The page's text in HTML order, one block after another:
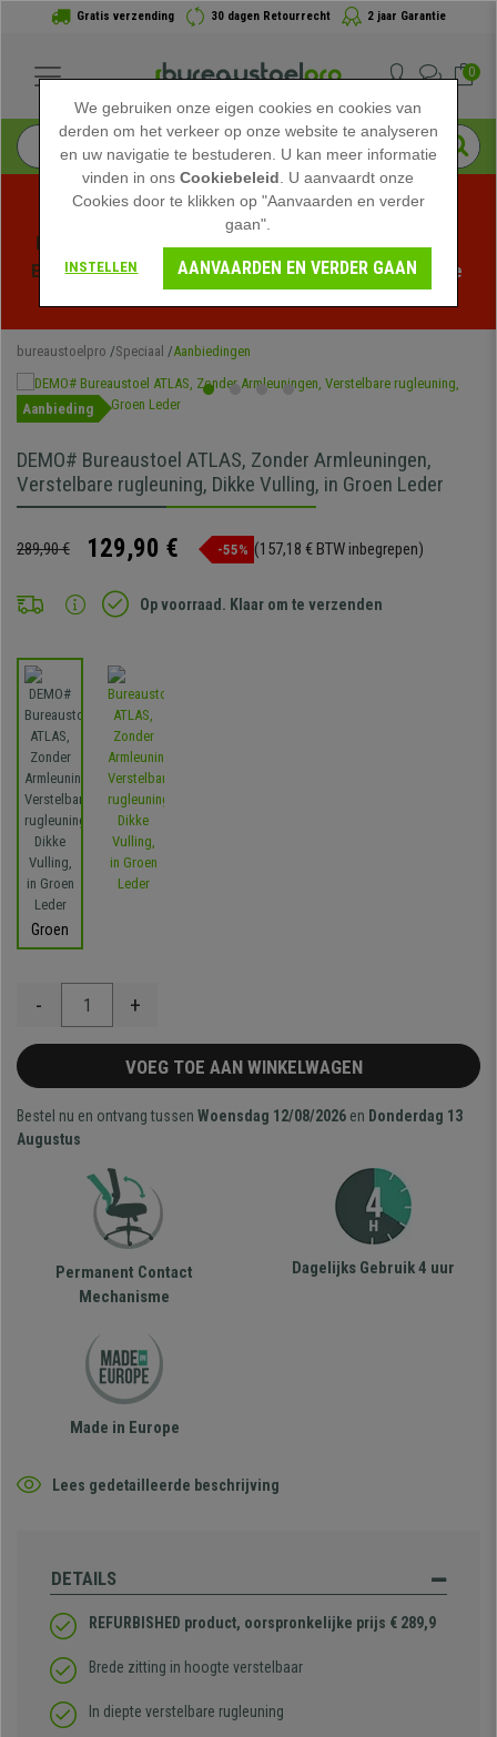
Gratis verzending 30 dagen Retourrecht 2 jaar Garantie
0
Profiteer van de Zomeruitverkoop bij bureaustoelpro!
Exclusieve kortingen voor een beperkte tijd - Bekijk de
bureaustoelpro Speciaal Aanbiedingen
Aanbieding
DEMO# Bureaustoel ATLAS, Zonder Armleuningen,
Verstelbare rugleuning, Dikke Vulling, in Groen Leder
289,90 € 129,90 € -55% (157,18 € BTW inbegrepen)
Op voorraad. Klaar om te verzenden
Groen
- +
VOEG TOE AAN WINKELWAGEN
Bestel nu en ontvang tussen Woensdag 12/08/2026 en Donderdag 13
Augustus
Permanent Contact
Mechanisme
Dagelijks Gebruik 4 uur
Made in Europe
Lees gedetailleerde beschrijving
DETAILS
REFURBISHED product, oorspronkelijke prijs € 289,9
Brede zitting in hoogte verstelbaar
In diepte verstelbare rugleuning
We gebruiken onze eigen cookies en cookies van
derden om het verkeer op onze website te analyseren
en uw navigatie te bestuderen. U kan meer informatie
vinden in onsCookiebeleid . U aanvaardt onze
Cookies door te klikken op "Aanvaarden en verder
gaan".
INSTELLEN AANVAARDEN EN VERDER GAAN